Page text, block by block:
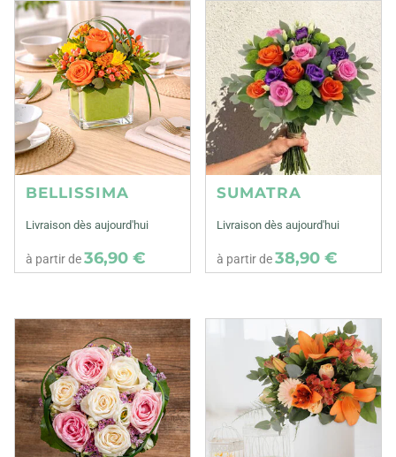
BELLISSIMA
Livraison dès aujourd'hui
à partir de36,90 €
SUMATRA
Livraison dès aujourd'hui
à partir de38,90 €